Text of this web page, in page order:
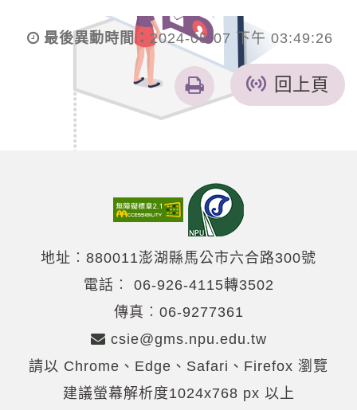
最後異動時間： 2024-05-07 下午 03:49:26
友
善
回上頁
地址︰880011澎湖縣馬公市六合路300號
電話︰ 06-926-4115轉3502
傳真︰06-9277361
csie@gms.npu.edu.tw
請以 Chrome、Edge、Safari、Firefox 瀏覽
建議螢幕解析度1024x768 px 以上